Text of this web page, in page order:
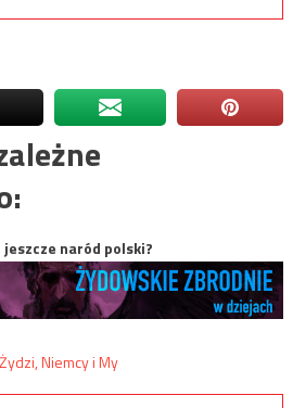
jeszcze naród polski?